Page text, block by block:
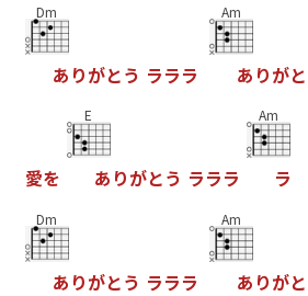
Dm
あ りがとう ラララ
Am
あ りがと
愛を
E
あ りがとう ラララ
Am
ラ
Dm
あ りがとう ラララ
Am
あ りがと